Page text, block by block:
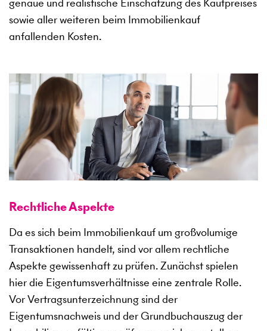
sowie aller weiteren beim Immobilienkauf
anfallenden Kosten.
Rechtliche Aspekte
Da es sich beim Immobilienkauf um großvolumige
Transaktionen handelt, sind vor allem rechtliche
Aspekte gewissenhaft zu prüfen. Zunächst spielen
hier die Eigentumsverhältnisse eine zentrale Rolle.
Vor Vertragsunterzeichnung sind der
Eigentumsnachweis und der Grundbuchauszug der